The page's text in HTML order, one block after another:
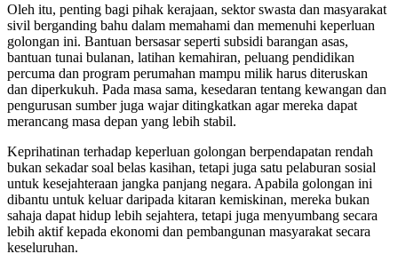
Oleh itu, penting bagi pihak kerajaan, sektor swasta dan masyarakat
sivil berganding bahu dalam memahami dan memenuhi keperluan
golongan ini. Bantuan bersasar seperti subsidi barangan asas,
bantuan tunai bulanan, latihan kemahiran, peluang pendidikan
percuma dan program perumahan mampu milik harus diteruskan
dan diperkukuh. Pada masa sama, kesedaran tentang kewangan dan
pengurusan sumber juga wajar ditingkatkan agar mereka dapat
merancang masa depan yang lebih stabil.
Keprihatinan terhadap keperluan golongan berpendapatan rendah
bukan sekadar soal belas kasihan, tetapi juga satu pelaburan sosial
untuk kesejahteraan jangka panjang negara. Apabila golongan ini
dibantu untuk keluar daripada kitaran kemiskinan, mereka bukan
sahaja dapat hidup lebih sejahtera, tetapi juga menyumbang secara
lebih aktif kepada ekonomi dan pembangunan masyarakat secara
keseluruhan.